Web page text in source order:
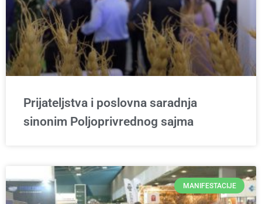
Prijateljstva i poslovna saradnja
sinonim Poljoprivrednog sajma
MANIFESTACIJE